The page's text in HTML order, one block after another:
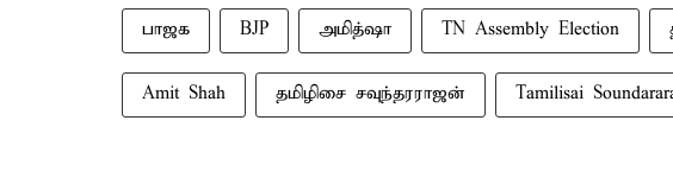
பாஜக BJP அமித்ஷா TN Assembly Election
Amit Shah தமிழிசை சவுந்தரராஜன் Tamilisai